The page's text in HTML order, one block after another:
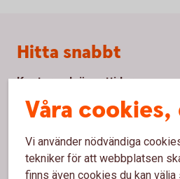
Våra
Vi använder nödvändiga
tekniker för att webbplatsen
finns även cookies du kan
Sidfot
Hitta snabbt
Kontor och öppettider
Anmäl bedrägeri
Spärrhjälp
Priser, räntor och kurser